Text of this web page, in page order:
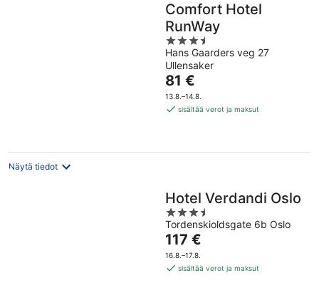
Comfort Hotel
RunWay
3.5
out
of
5
Hans Gaarders veg 27
Ullensaker
Hinta
on
81 €
81 €
13.8.–14.8.
sisältää verot ja maksut
Näytä tiedot
Hotel Verdandi Oslo
3.5
out
of
5
Tordenskioldsgate 6b Oslo
Hinta
on
117 €
117 €
16.8.–17.8.
sisältää verot ja maksut